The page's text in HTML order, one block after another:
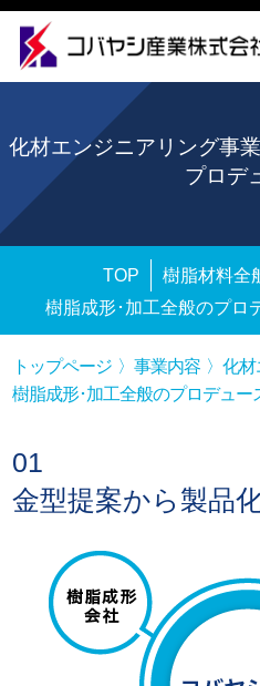
化材エンジニアリング事
プロデ
TOP
樹脂材料全
樹脂成形･加工全般のプロ
トップページ 事業内容
化材
樹脂成形･加工全般のプロデュー
01
金型提案から製品